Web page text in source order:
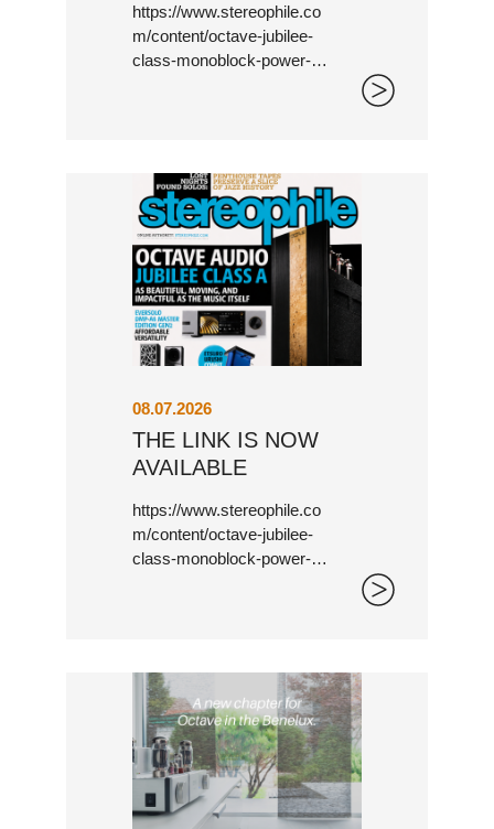
BLACK BOX
BLACK BOX PREAMP
https://www.stereophile.co
m/content/octave-jubilee-
class-monoblock-power-
08.07.2026
THE LINK IS NOW
AVAILABLE
https://www.stereophile.co
m/content/octave-jubilee-
class-monoblock-power-